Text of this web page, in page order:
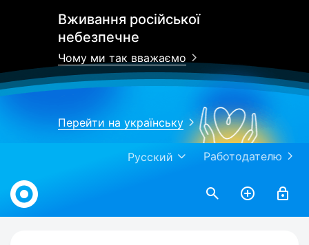
Вживання російської
небезпечне
Чому ми так вважаємо
Перейти на українську
Работодателю
Русский
Work.ua